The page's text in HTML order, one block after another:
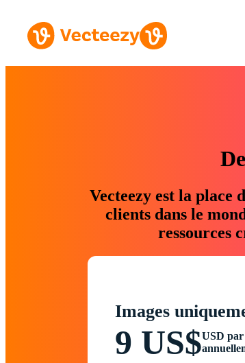
Vecteezy est la place
clients dans le
ressources
Images
9 US$USD